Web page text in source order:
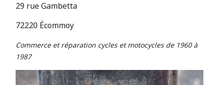
29 rue Gambetta
72220 Écommoy
Commerce et réparation cycles et motocycles de 1960 à
1987